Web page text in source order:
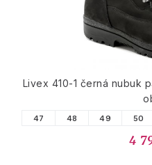
Livex 410-1 černá nubuk
47 48 49 50
4